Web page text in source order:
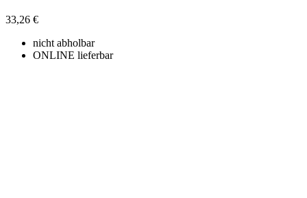
33,26 €
nicht abholbar
ONLINE lieferbar